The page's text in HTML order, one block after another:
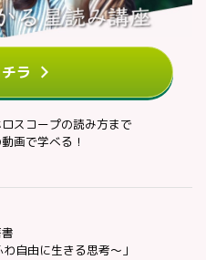
ラ
スコープの読み方まで
画で学べる！
自由に生きる思考～」